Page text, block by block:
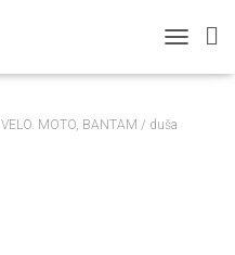
VELO. MOTO, BANTAM / duša